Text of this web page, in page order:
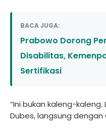
BACA JUGA:
Prabowo Dorong
Disabilitas,
Sertifikasi
“Ini bukan kaleng-
Dubes, langsung dengan